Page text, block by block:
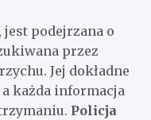
jest podejrzana o
przez
Jej dokładne
każda informacja
Policja